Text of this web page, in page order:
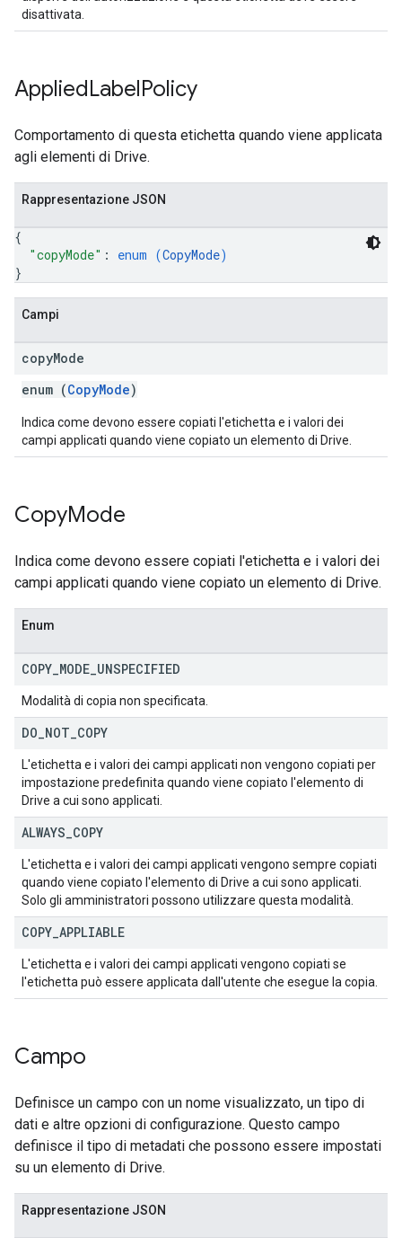
disattivata.
AppliedLabelPolicy
Comportamento di questa etichetta quando viene applicata
agli elementi di Drive.
Rappresentazione JSON
{
"copyMode" : enum (CopyMode)
}
Campi
copyMode
enum (CopyMode)
Indica come devono essere copiati l'etichetta e i valori dei
campi applicati quando viene copiato un elemento di Drive.
CopyMode
Indica come devono essere copiati l'etichetta e i valori dei
campi applicati quando viene copiato un elemento di Drive.
Enum
COPY MODE UNSPECIFIED
Modalità di copia non specificata.
DO NOT COPY
L'etichetta e i valori dei campi applicati non vengono copiati per
impostazione predefinita quando viene copiato l'elemento di
Drive a cui sono applicati.
ALWAYS COPY
L'etichetta e i valori dei campi applicati vengono sempre copiati
quando viene copiato l'elemento di Drive a cui sono applicati.
Solo gli amministratori possono utilizzare questa modalità.
COPY APPLIABLE
L'etichetta e i valori dei campi applicati vengono copiati se
l'etichetta può essere applicata dall'utente che esegue la copia.
Campo
Definisce un campo con un nome visualizzato, un tipo di
dati e altre opzioni di configurazione. Questo campo
definisce il tipo di metadati che possono essere impostati
su un elemento di Drive.
Rappresentazione JSON